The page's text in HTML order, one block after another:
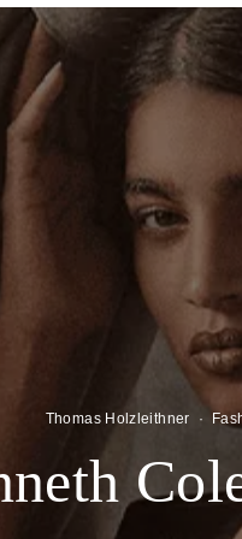
Thomas Holzleithner ·